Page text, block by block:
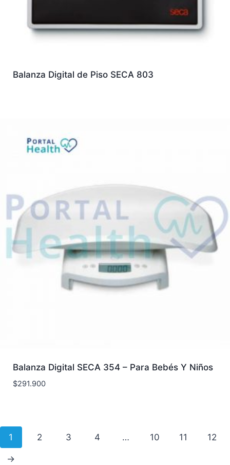
Balanza Digital de Piso SECA 803
Balanza Digital SECA 354 – Para Bebés Y Niños
$291.900
1 2 3 4 … 10 11 12
→